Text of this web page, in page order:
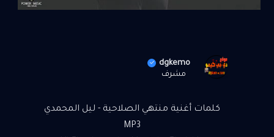
dgkemo
مشرف
كلمات أغنية منتهي الصلاحية - ليل المحمدي
MP3